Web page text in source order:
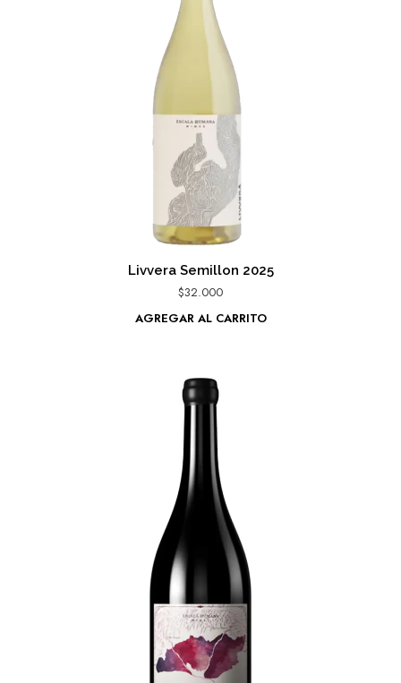
Livvera Semillon 2025
$32.000
AGREGAR AL CARRITO